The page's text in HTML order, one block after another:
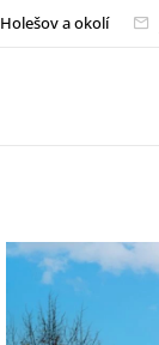
Holešov a okolí